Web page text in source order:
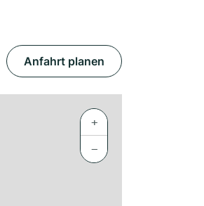
Anfahrt planen
+
−